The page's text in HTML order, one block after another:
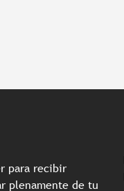
para recibir
plenamente de tu